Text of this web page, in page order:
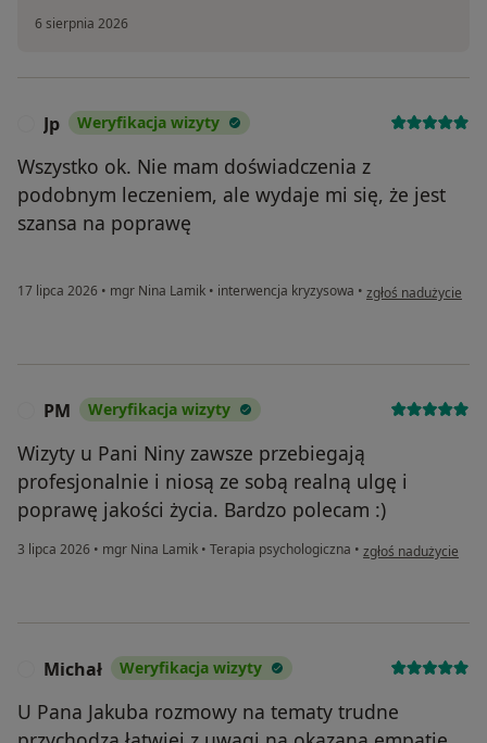
6 sierpnia 2026
Jp Weryfikacja wizyty
Wszystko ok. Nie mam doświadczenia z
podobnym leczeniem, ale wydaje mi się, że jest
szansa na poprawę
17 lipca 2026 • mgr Nina Lamik • interwencja kryzysowa • w opinii
zgłoś nadużycie
PM Weryfikacja wizyty
Wizyty u Pani Niny zawsze przebiegają
profesjonalnie i niosą ze sobą realną ulgę i
poprawę jakości życia. Bardzo polecam :)
3 lipca 2026 • mgr Nina Lamik • Terapia psychologiczna • w opinii
zgłoś nadużycie
Michał Weryfikacja wizyty
U Pana Jakuba rozmowy na tematy trudne